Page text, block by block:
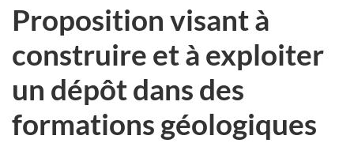
Proposition visant à
construire et à exploiter
un dépôt dans des
formations géologiques